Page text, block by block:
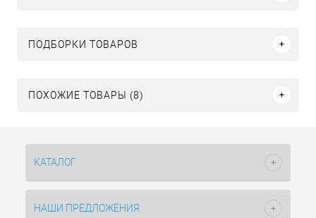
ПОДБОРКИ ТОВАРОВ
ПОХОЖИЕ ТОВАРЫ (8)
КАТАЛОГ
НАШИ ПРЕДЛОЖЕНИЯ